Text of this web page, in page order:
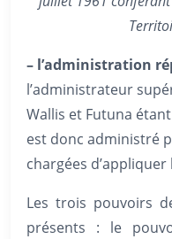
– l’administration
l’administrateur
Wallis et Futuna
est donc administré
chargées
Les trois pouvoirs
présents : le